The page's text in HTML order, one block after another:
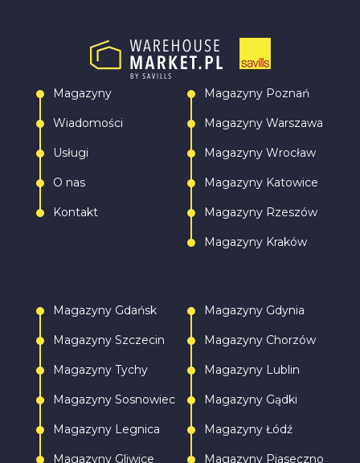
Magazyny
Wiadomości
Usługi
O nas
Kontakt
Magazyny Poznań
Magazyny Warszawa
Magazyny Wrocław
Magazyny Katowice
Magazyny Rzeszów
Magazyny Kraków
Magazyny Gdańsk
Magazyny Szczecin
Magazyny Tychy
Magazyny Sosnowiec
Magazyny Legnica
Magazyny Gliwice
Magazyny Gdynia
Magazyny Chorzów
Magazyny Lublin
Magazyny Gądki
Magazyny Łódź
Magazyny Piaseczno